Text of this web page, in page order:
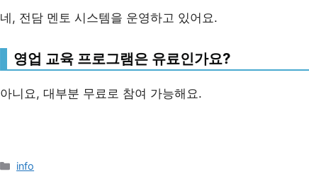
네, 전담 멘토 시스템을 운영하고 있어요.
영업 교육 프로그램은 유료인가요?
아니요, 대부분 무료로 참여 가능해요.
Categories
info